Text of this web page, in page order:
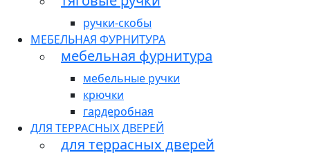
ручки-скобы
МЕБЕЛЬНАЯ ФУРНИТУРА
мебельная фурнитура
мебельные ручки
крючки
гардеробная
ДЛЯ ТЕРРАСНЫХ ДВЕРЕЙ
для террасных дверей